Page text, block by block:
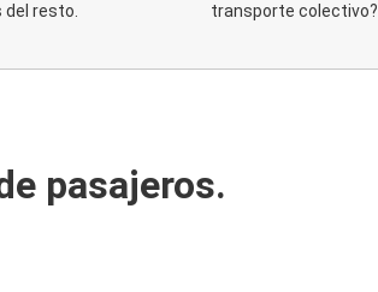
resto.
transporte colectivo?
pasajeros.